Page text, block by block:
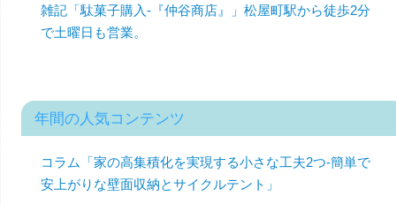
雑記「駄菓子購入-『仲谷商店』」松屋町駅から徒歩2分
で土曜日も営業。
年間の人気コンテンツ
コラム「家の高集積化を実現する小さな工夫2つ-簡単で
安上がりな壁面収納とサイクルテント」